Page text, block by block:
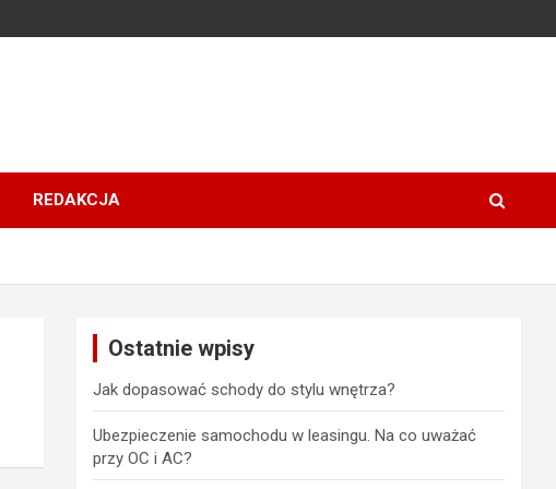
REDAKCJA
Ostatnie wpisy
Jak dopasować schody do stylu wnętrza?
Ubezpieczenie samochodu w leasingu. Na co uważać
przy OC i AC?